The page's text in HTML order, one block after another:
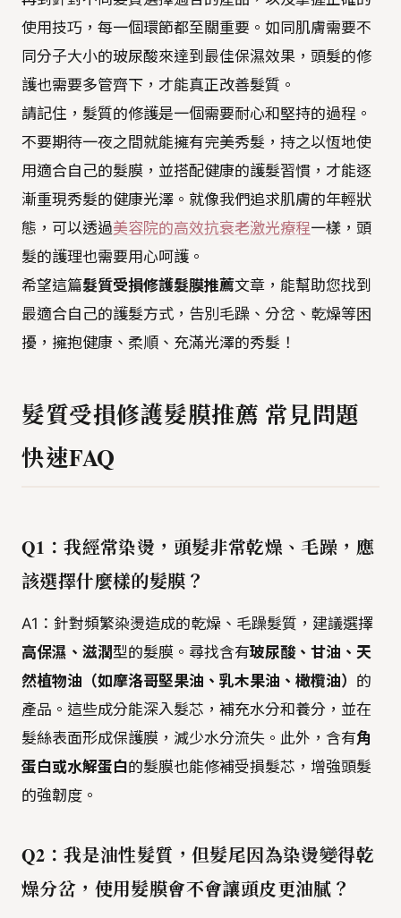
使用技巧，每一個環節都至關重要。如同肌膚需要不
同分子大小的玻尿酸來達到最佳保濕效果，頭髮的修
護也需要多管齊下，才能真正改善髮質。
請記住，髮質的修護是一個需要耐心和堅持的過程。
不要期待一夜之間就能擁有完美秀髮，持之以恆地使
用適合自己的髮膜，並搭配健康的護髮習慣，才能逐
漸重現秀髮的健康光澤。就像我們追求肌膚的年輕狀
態，可以透過美容院的高效抗衰老激光療程一樣，頭
髮的護理也需要用心呵護。
希望這篇髮質受損修護髮膜推薦文章，能幫助您找到
最適合自己的護髮方式，告別毛躁、分岔、乾燥等困
擾，擁抱健康、柔順、充滿光澤的秀髮！
髮質受損修護髮膜推薦 常見問題
快速FAQ
Q1：我經常染燙，頭髮非常乾燥、毛躁，應
該選擇什麼樣的髮膜？
A1：針對頻繁染燙造成的乾燥、毛躁髮質，建議選擇
高保濕、滋潤型的髮膜。尋找含有玻尿酸、甘油、天
然植物油（如摩洛哥堅果油、乳木果油、橄欖油） 的
產品。這些成分能深入髮芯，補充水分和養分，並在
髮絲表面形成保護膜，減少水分流失。此外，含有角
蛋白或水解蛋白的髮膜也能修補受損髮芯，增強頭髮
的強韌度。
Q2：我是油性髮質，但髮尾因為染燙變得乾
燥分岔，使用髮膜會不會讓頭皮更油膩？